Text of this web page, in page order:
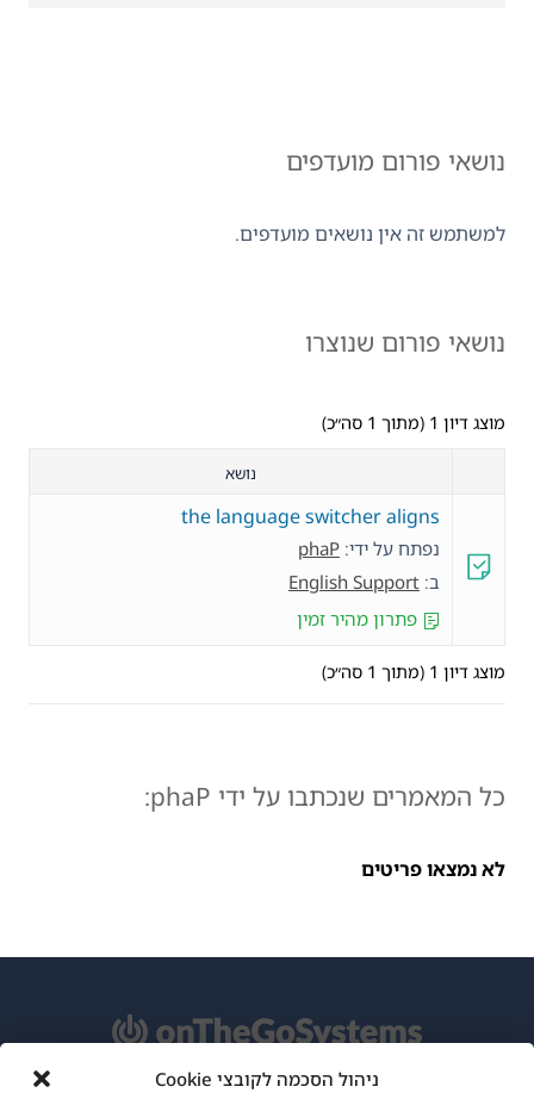
ניהול הסכמה לקובצי Cookie
נושאי פורום מועדפים
למשתמש זה אין נושאים מועדפים.
נושאי פורום שנוצרו
מוצג דיון 1 (מתוך 1 סה״כ)
נושא
the language switcher aligns
נפתח על ידי: phaP
ב: English Support
פתרון מהיר זמין
מוצג דיון 1 (מתוך 1 סה״כ)
כל המאמרים שנכתבו על ידי phaP:
לא נמצאו פריטים